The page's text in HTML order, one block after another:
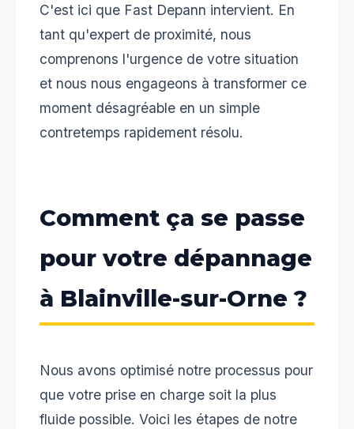
C'est ici que Fast Depann intervient. En
tant qu'expert de proximité, nous
comprenons l'urgence de votre situation
et nous nous engageons à transformer ce
moment désagréable en un simple
contretemps rapidement résolu.
Comment ça se passe
pour votre dépannage
à Blainville-sur-Orne ?
Nous avons optimisé notre processus pour
que votre prise en charge soit la plus
fluide possible. Voici les étapes de notre